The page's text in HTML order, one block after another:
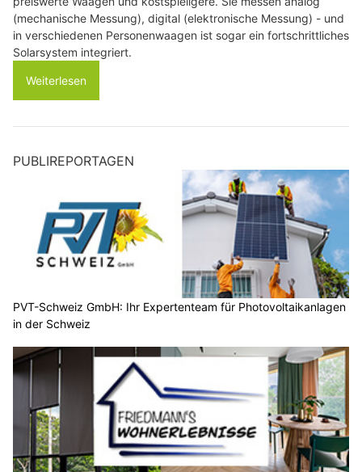
(mechanische Messung), digital (elektronische Messung) - und
in verschiedenen Personenwaagen ist sogar ein fortschrittliches
Solarsystem integriert.
Weiterlesen
PUBLIREPORTAGEN
PVT-Schweiz GmbH: Ihr Expertenteam für Photovoltaikanlagen
in der Schweiz